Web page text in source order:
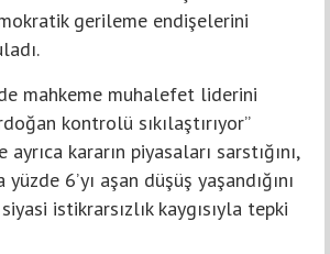
gerileme endişelerini
mahkeme muhalefet liderini
kontrolü sıkılaştırıyor”
ayrıca kararın piyasaları sarstığını,
6’yı aşan düşüş yaşandığını
istikrarsızlık kaygısıyla tepki